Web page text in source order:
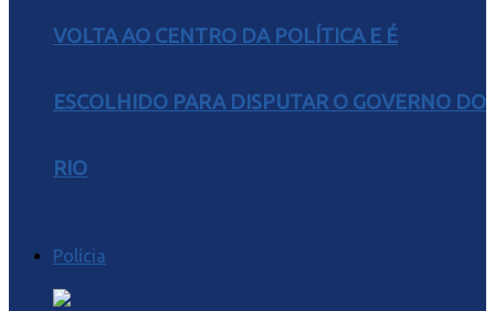
VOLTA AO CENTRO DA POLÍTICA E É
ESCOLHIDO PARA DISPUTAR O GOVERNO DO
RIO
Polícia